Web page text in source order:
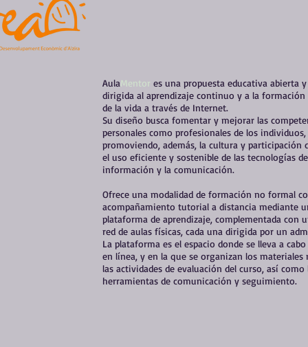
AulaMentor es una propuesta educativa abierta
dirigida al aprendizaje continuo y a la formación
de la vida a través de Internet.
Su diseño busca fomentar y mejorar las
personales como profesionales de los individuos,
promoviendo, además, la cultura y participación
el uso eficiente y sostenible de las tecnologías
información y la comunicación.
Ofrece una modalidad de formación no formal
acompañamiento tutorial a distancia mediante
plataforma de aprendizaje, complementada con
red de aulas físicas, cada una dirigida por un
La plataforma es el espacio donde se lleva a
en línea, y en la que se organizan los materiales
las actividades de evaluación del curso, así como
herramientas de comunicación y seguimiento.